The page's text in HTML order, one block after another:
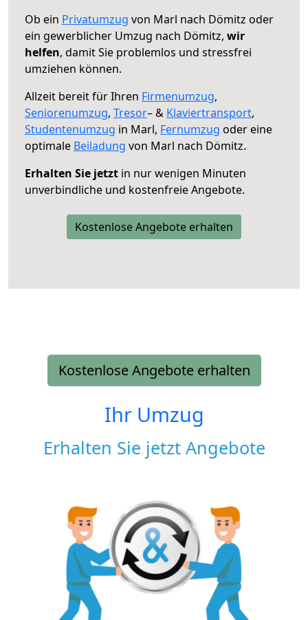
Ob ein Privatumzug von Marl nach Dömitz oder
ein gewerblicher Umzug nach Dömitz, wir
helfen, damit Sie problemlos und stressfrei
umziehen können.
Allzeit bereit für Ihren Firmenumzug,
Seniorenumzug, Tresor– & Klaviertransport,
Studentenumzug in Marl, Fernumzug oder eine
optimale Beiladung von Marl nach Dömitz.
Erhalten Sie jetzt in nur wenigen Minuten
unverbindliche und kostenfreie Angebote.
Kostenlose Angebote erhalten
Kostenlose Angebote erhalten
Ihr Umzug
Erhalten Sie jetzt Angebote